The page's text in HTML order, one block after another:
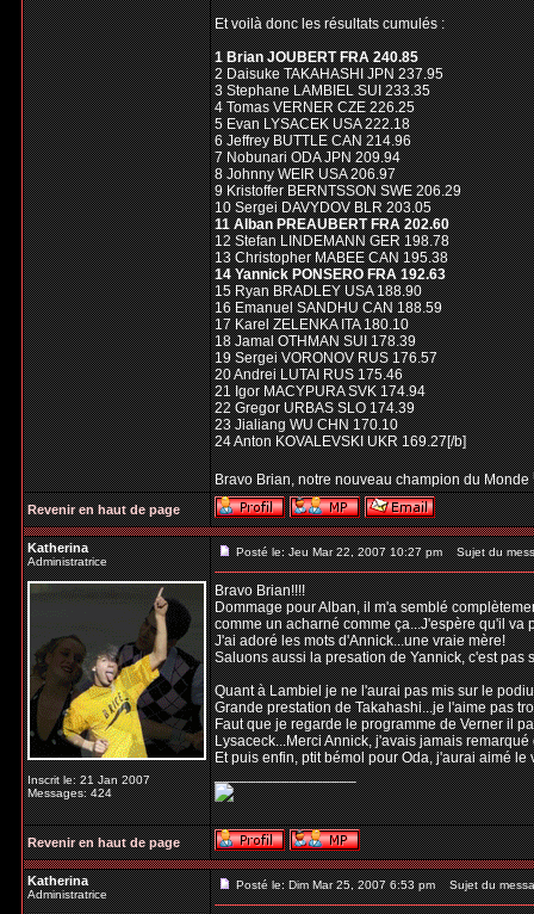
Et voilà donc les résultats cumulés :
1 Brian JOUBERT FRA 240.85
2 Daisuke TAKAHASHI JPN 237.95
3 Stephane LAMBIEL SUI 233.35
4 Tomas VERNER CZE 226.25
5 Evan LYSACEK USA 222.18
6 Jeffrey BUTTLE CAN 214.96
7 Nobunari ODA JPN 209.94
8 Johnny WEIR USA 206.97
9 Kristoffer BERNTSSON SWE 206.29
10 Sergei DAVYDOV BLR 203.05
11 Alban PREAUBERT FRA 202.60
12 Stefan LINDEMANN GER 198.78
13 Christopher MABEE CAN 195.38
14 Yannick PONSERO FRA 192.63
15 Ryan BRADLEY USA 188.90
16 Emanuel SANDHU CAN 188.59
17 Karel ZELENKA ITA 180.10
18 Jamal OTHMAN SUI 178.39
19 Sergei VORONOV RUS 176.57
20 Andrei LUTAI RUS 175.46
21 Igor MACYPURA SVK 174.94
22 Gregor URBAS SLO 174.39
23 Jialiang WU CHN 170.10
24 Anton KOVALEVSKI UKR 169.27[/b]
Bravo Brian, notre nouveau champion du Monde
Revenir en haut de page
Katherina
Administratrice
Inscrit le: 21 Jan 2007
Messages: 424
Posté le: Jeu Mar 22, 2007 10:27 pm Sujet du
Bravo Brian!!!!
Dommage pour Alban, il m'a semblé
comme un acharné comme ça...J'espère qu'il va
J'ai adoré les mots d'Annick...une vraie mère!
Saluons aussi la presation de Yannick, c'est pas
Quant à Lambiel je ne l'aurai pas mis sur le
Grande prestation de Takahashi...je l'aime pas
Faut que je regarde le programme de Verner il
Lysaceck...Merci Annick, j'avais jamais
Et puis enfin, ptit bémol pour Oda, j'aurai aimé le
_________________
Revenir en haut de page
Katherina
Administratrice
Posté le: Dim Mar 25, 2007 6:53 pm Sujet du